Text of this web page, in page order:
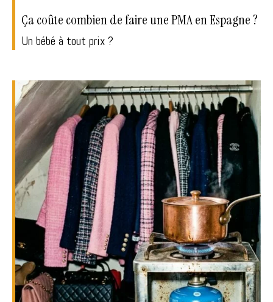
Ça coûte combien de faire une PMA en Espagne ?
Un bébé à tout prix ?